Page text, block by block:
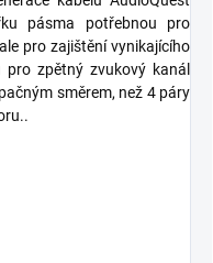
pásma potřebnou pro
pro zajištění vynikajícího
zpětný zvukový kanál
směrem, než 4 páry